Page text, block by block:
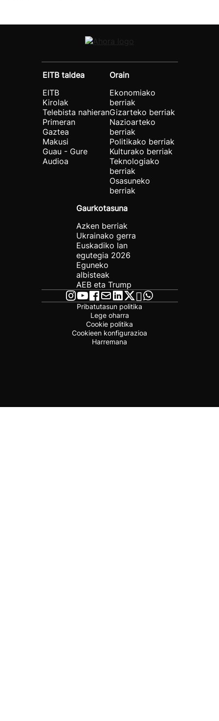
EITB taldea
EITB
Kirolak
Telebista nahieran
Primeran
Gaztea
Makusi
Guau - Gure
Audioa
Orain
Ekonomiako
berriak
Gizarteko berriak
Nazioarteko
berriak
Politikako berriak
Kulturako berriak
Teknologiako
berriak
Osasuneko
berriak
Gaurkotasuna
Azken berriak
Ukrainako gerra
Euskadiko lan
egutegia 2026
Eguneko
albisteak
AEB eta Trump
Pribatutasun politika
Lege oharra
Cookie politika
Cookieen konfigurazioa
Harremana